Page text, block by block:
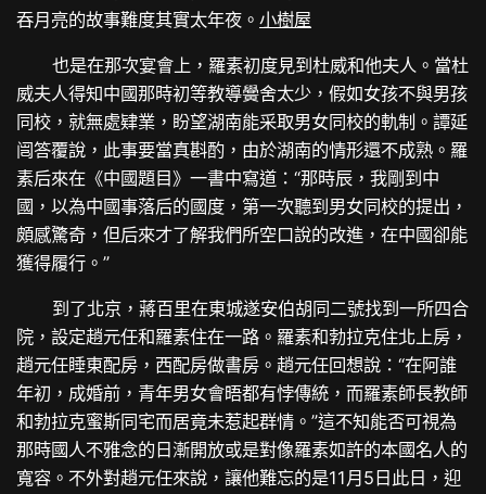
吞月亮的故事難度其實太年夜。小樹屋
也是在那次宴會上，羅素初度見到杜威和他夫人。當杜
威夫人得知中國那時初等教導黌舍太少，假如女孩不與男孩
同校，就無處肄業，盼望湖南能采取男女同校的軌制。譚延
闿答覆說，此事要當真斟酌，由於湖南的情形還不成熟。羅
素后來在《中國題目》一書中寫道：“那時辰，我剛到中
國，以為中國事落后的國度，第一次聽到男女同校的提出，
頗感驚奇，但后來才了解我們所空口說的改進，在中國卻能
獲得履行。”
到了北京，蔣百里在東城遂安伯胡同二號找到一所四合
院，設定趙元任和羅素住在一路。羅素和勃拉克住北上房，
趙元任睡東配房，西配房做書房。趙元任回想說：“在阿誰
年初，成婚前，青年男女會晤都有悖傳統，而羅素師長教師
和勃拉克蜜斯同宅而居竟未惹起群情。”這不知能否可視為
那時國人不雅念的日漸開放或是對像羅素如許的本國名人的
寬容。不外對趙元任來說，讓他難忘的是11月5日此日，迎